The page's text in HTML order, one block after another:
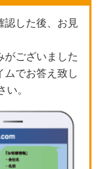
認した後、お見
がございました
ムでお答え致し
。